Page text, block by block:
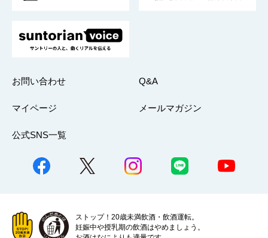
お問い合わせ Q&A
マイページ メールマガジン
公式SNS一覧
ストップ！20歳未満飲酒・飲酒運転。
妊娠中や授乳期の飲酒はやめましょう。